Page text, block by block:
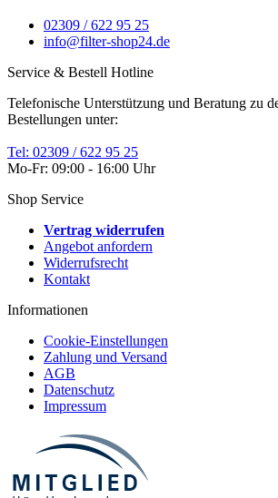
02309 / 622 95 25
info@filter-shop24.de
Service & Bestell Hotline
Telefonische Unterstützung und Beratung zu
Bestellungen unter:
Tel: 02309 / 622 95 25
Mo-Fr: 09:00 - 16:00 Uhr
Shop Service
Vertrag widerrufen
Angebot anfordern
Widerrufsrecht
Kontakt
Informationen
Cookie-Einstellungen
Zahlung und Versand
AGB
Datenschutz
Impressum